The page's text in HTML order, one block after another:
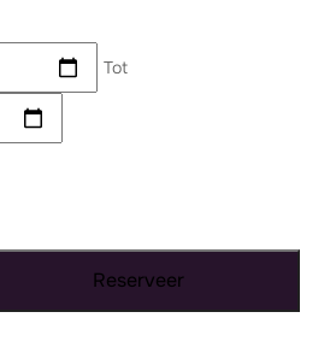
Tot
Reserveer